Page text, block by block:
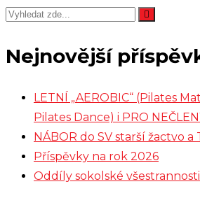
Nejnovější
LETNÍ „AEROBIC“ (Pilates
Pilates Dance) i PRO
NÁBOR do SV starší žactvo a
Příspěvky na rok 2026
Oddíly sokolské